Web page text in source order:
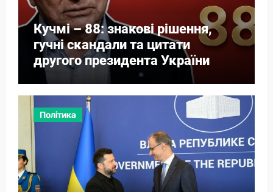
Кучмі – 88: знакові рішення,
гучні скандали та цитати
другого президента України
Політика